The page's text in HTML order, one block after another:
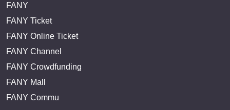
FANY
FANY Ticket
FANY Online Ticket
FANY Channel
FANY Crowdfunding
FANY Mall
FANY Commu